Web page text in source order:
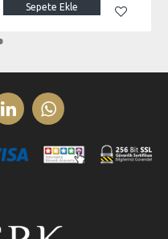
Sepete Ekle